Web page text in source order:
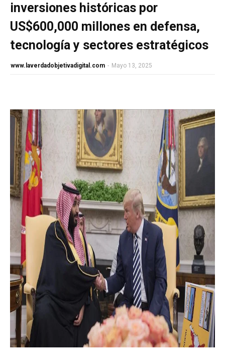
inversiones históricas por
US$600,000 millones en defensa,
tecnología y sectores estratégicos
www.laverdadobjetivadigital.com - Mayo 13, 2025